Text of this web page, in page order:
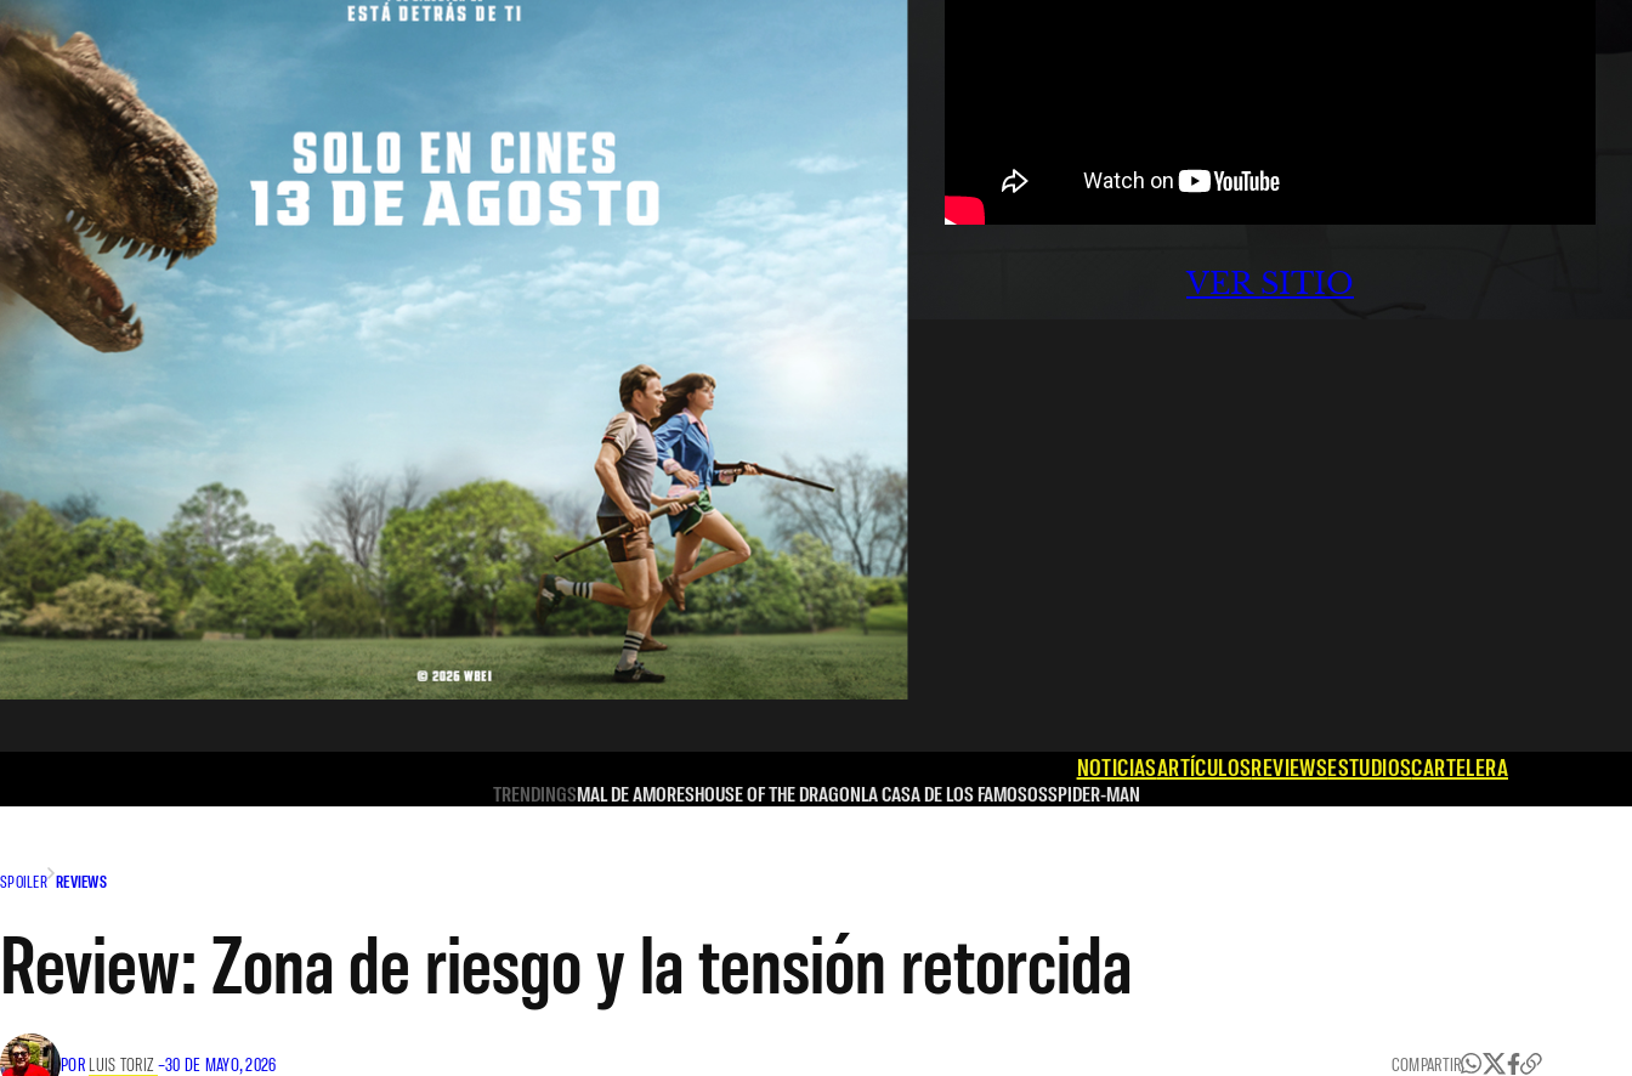
VER SITIO
NOTICIASARTÍCULOSREVIEWSESTUDIOSCARTELERA
TRENDINGSMAL DE AMORESHOUSE OF THE DRAGONLA CASA DE LOS FAMOSOSSPIDER-MAN
SPOILER REVIEWS
Review: Zona de riesgo y la tensión retorcida
POR LUIS TORIZ –30 DE MAYO, 2026 COMPARTIR